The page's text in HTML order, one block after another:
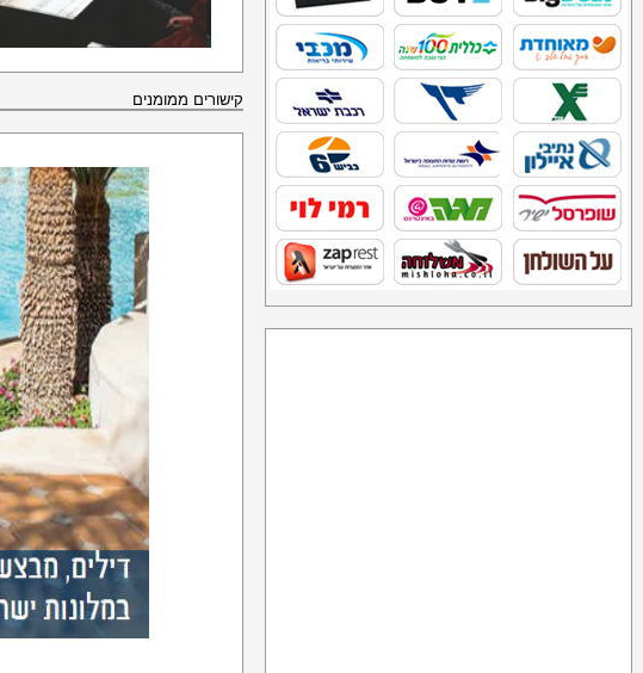
קישורים ממומנים